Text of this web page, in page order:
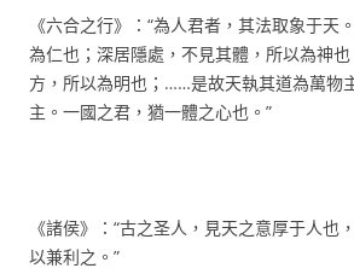
《六合之行》：“為人君者，其法取象于天
為仁也；深居隱處，不見其體，所以為神
方，所以為明也；……是故天執其道為萬物
主。一國之君，猶一體之心也。”
《諸侯》：“古之圣人，見天之意厚于人也
以兼利之。”